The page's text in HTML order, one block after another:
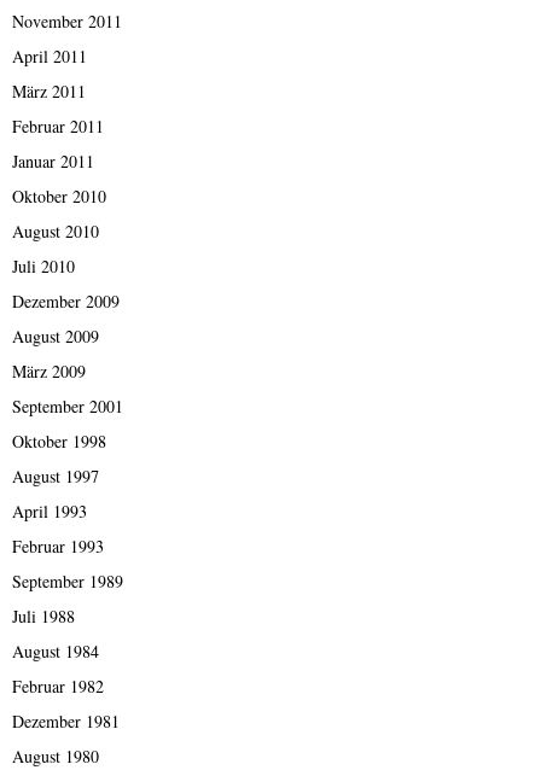
November 2011
April 2011
März 2011
Februar 2011
Januar 2011
Oktober 2010
August 2010
Juli 2010
Dezember 2009
August 2009
März 2009
September 2001
Oktober 1998
August 1997
April 1993
Februar 1993
September 1989
Juli 1988
August 1984
Februar 1982
Dezember 1981
August 1980